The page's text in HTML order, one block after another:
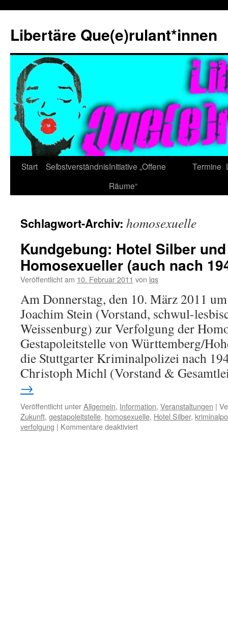
springen
Libertäre Que(e)rulant*innen
Start SelbstverständnisInitiative „Offene
Räume“
Termine
Schlagwort-Archiv: homosexuelle
Kundgebung: Hotel Silber
Homosexueller (auch nach
Veröffentlicht am 10. Februar 2011 von lqs
Am Donnerstag, den 10. März 2011
Joachim Stein (Vorstand, schwul-
Weissenburg) zur Verfolgung der
Gestapoleitstelle von Württemberg/
die Stuttgarter Kriminalpolizei nach
Christoph Michl (Vorstand &
→
Veröffentlicht unterAllgemein, Information, Veranstaltungen |
Zukunft, gestapoleitstelle, homosexuelle, Hotel Silber,
verfolgung | Kommentare deaktiviertfür